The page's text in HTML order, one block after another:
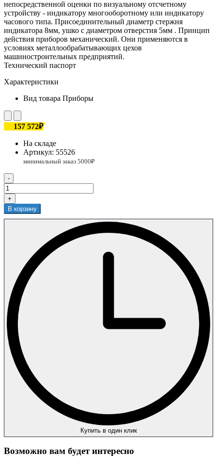
непосредственной оценки по визуальному отсчетному
устройству - индикатору многооборотному или индикатору
часового типа. Присоединительный диаметр стержня
индикатора 8мм, ушко с диаметром отверстия 5мм . Принцип
действия приборов механический. Они применяются в
условиях металлообрабатывающих цехов
машиностроительных предприятий.
Технический паспорт
Характеристики
Вид товара Приборы
157 572₽
На складе
Артикул: 55526
-
+
В корзину
Купить в один клик
Возможно вам будет интересно